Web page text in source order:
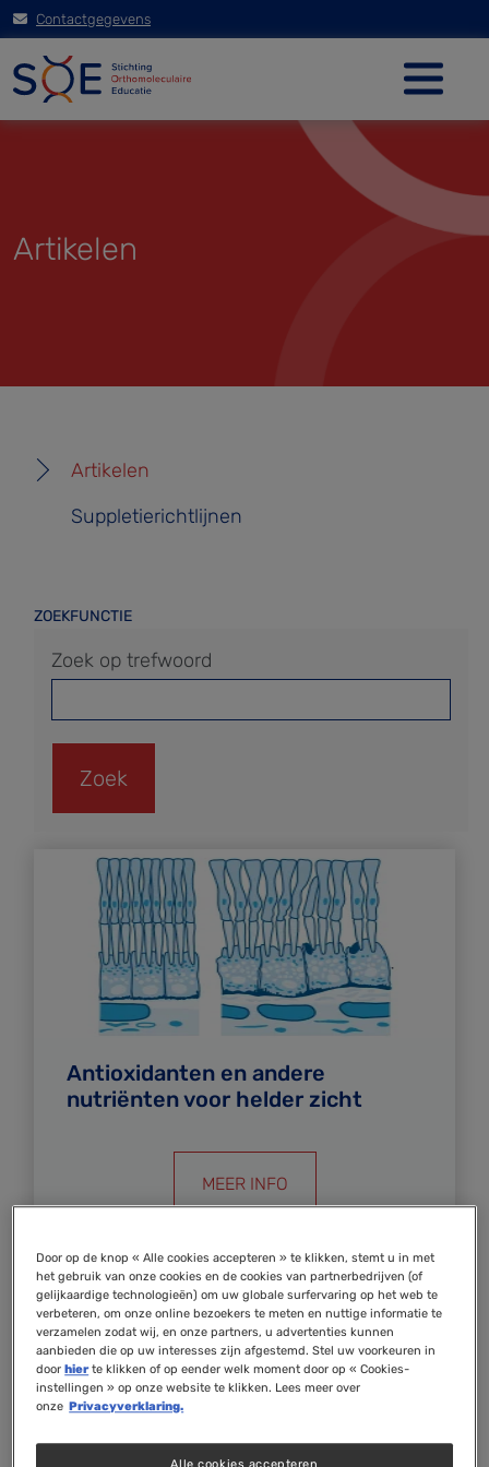
Contactgegevens
Artikelen
Artikelen
Suppletierichtlijnen
ZOEKFUNCTIE
Zoek op trefwoord
Antioxidanten en andere
nutriënten voor helder zicht
MEER INFO
Door op de knop « Alle cookies accepteren » te klikken, stemt u in met
het gebruik van onze cookies en de cookies van partnerbedrijven (of
gelijkaardige technologieën) om uw globale surfervaring op het web te
verbeteren, om onze online bezoekers te meten en nuttige informatie te
verzamelen zodat wij, en onze partners, u advertenties kunnen
aanbieden die op uw interesses zijn afgestemd. Stel uw voorkeuren in
doorhierte klikken of op eender welk moment door op « Cookies-
instellingen » op onze website te klikken. Lees meer over
onze Privacyverklaring.
Alle cookies accepteren